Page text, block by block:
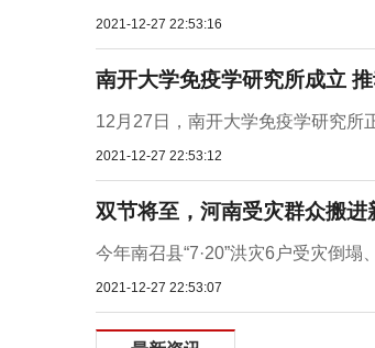
2021-12-27 22:53:16
南开大学免疫学研究所成立
12月27日，南开大学免疫学研究所
2021-12-27 22:53:12
双节将至，河南受灾群众搬进
今年南召县“7·20”洪灾6户受灾倒
2021-12-27 22:53:07